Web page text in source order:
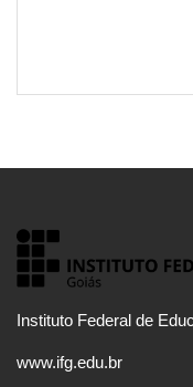
Instituto Federal de
www.ifg.edu.br